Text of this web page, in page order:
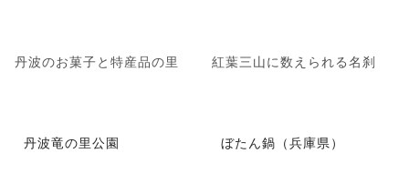
丹波のお菓子と特産品の里 紅葉三山に数えられる名刹
丹波竜の里公園 ぼたん鍋（兵庫県）